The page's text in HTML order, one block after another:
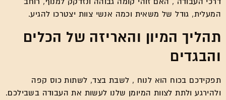
המעלית, גודל של משאית וכמה אנשי צוות יצטרכו להגיע.
תהליך המיון והאריזה של הכלים
והבגדים
תפקידכם בכוח הוא לנוח , לשבת בצד, לשתות כוס קפה
ולהירגע ולתת לצוות המיומן שלנו לעשות את העבודה בשבילכם.